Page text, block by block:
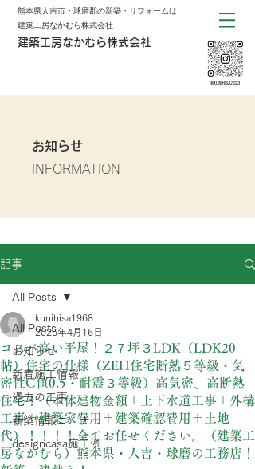
熊本県人吉市・球磨郡の新築・リフォームは
建築工房なかむら株式会社
建築工房なかむら株式会社
お知らせ
INFORMATION
記事
All Posts
お知らせ
新着施工情報
過去の工事
新築情報コーナー
designcasa施工例
All Posts
コスパ高い平屋！２７坪３LDK（LDK20
帖）住宅の仕様（ZEH住宅断熱５等級・気
密性C値0.5・耐震３等級）高気密、高断熱
住宅！（本体建物金額＋上下水道工事＋外構
工事＋建築家費用＋建築確認費用＋土地
代）！！！！全てお任せください。（建築工
房なかむら）熊本県・人吉・球磨の工務店！
kunihisa1968
2025年4月16日